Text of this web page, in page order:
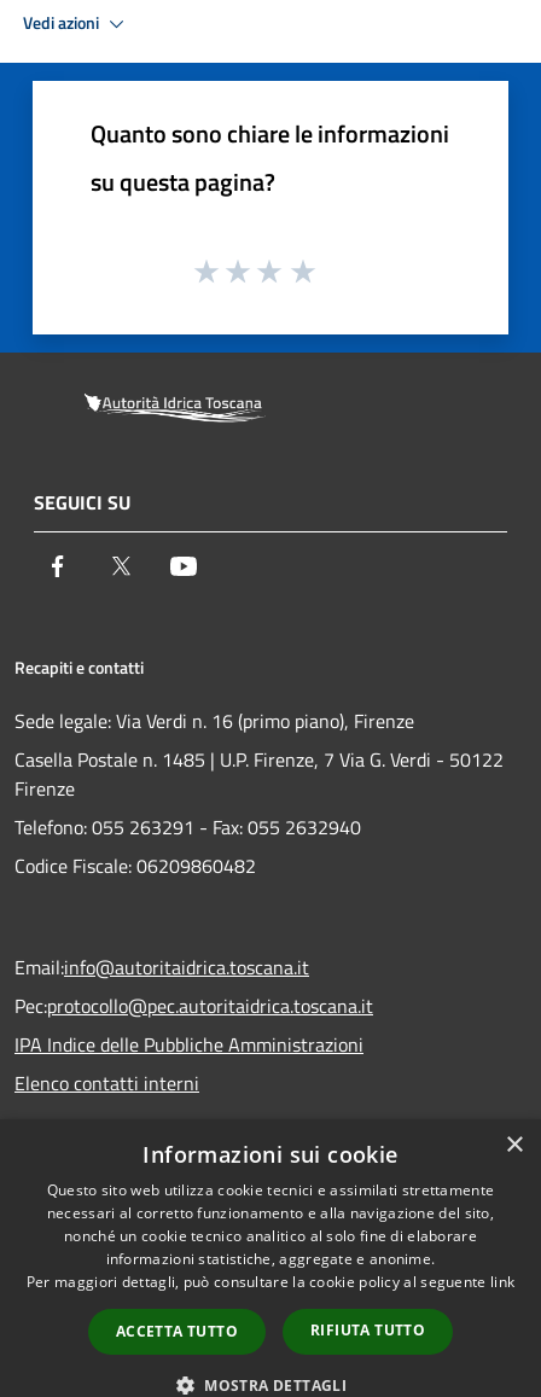
Vedi azioni
Quanto sono chiare le informazioni
su questa pagina?
SEGUICI SU
Facebook Twitter
Recapiti e contatti
Sede legale: Via Verdi n. 16 (primo piano), Firenze
Casella Postale n. 1485 | U.P. Firenze, 7 Via G. Verdi - 50122
Firenze
Telefono:055 263291 - Fax:055 2632940
Codice Fiscale: 06209860482
Email:info@autoritaidrica.toscana.it
Pec:protocollo@pec.autoritaidrica.toscana.it
IPA Indice delle Pubbliche Amministrazioni
Elenco contatti interni
Dichiarazione accessibilità
Accessibilità
Copyright © 2026 • Autorità
Idrica Toscana • Powered by
Municipium•
Accesso
redazione
×
Informazioni sui cookie
Questo sito web utilizza cookie tecnici e assimilati strettamente
necessari al corretto funzionamento e alla navigazione del sito,
nonché un cookie tecnico analitico al solo fine di elaborare
informazioni statistiche, aggregate e anonime.
Per maggiori dettagli, può consultare la cookie policy al seguente link
ACCETTA TUTTO RIFIUTA TUTTO
MOSTRA DETTAGLI